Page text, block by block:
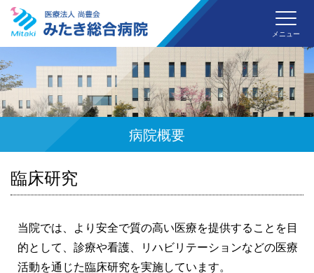
みた
メニュー
病院概要
臨床研究
当院では、より安全で質の高い医療を提供することを目
的として、診療や看護、リハビリテーションなどの医療
活動を通じた臨床研究を実施しています。